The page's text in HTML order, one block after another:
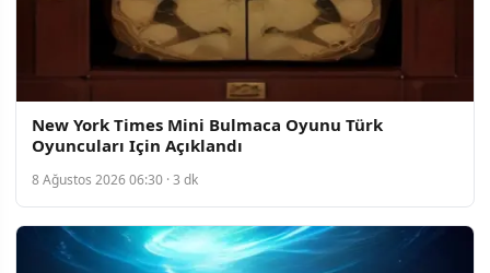
New York Times Mini Bulmaca Oyunu Türk
Oyuncuları Için Açıklandı
8 Ağustos 2026 06:30 · 3 dk